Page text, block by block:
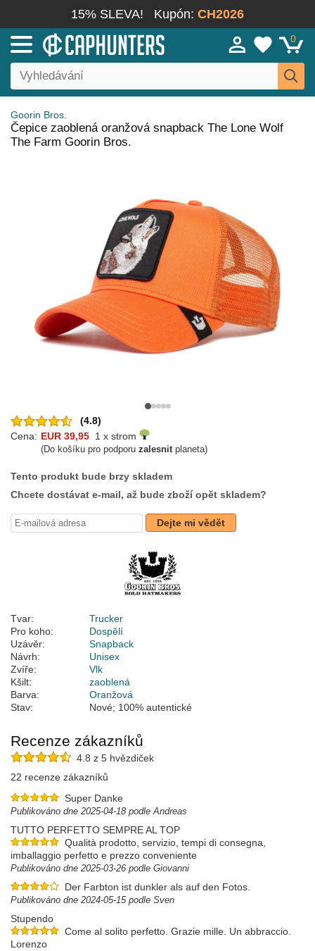
15% SLEVA! Kupón: CH2026
0
Goorin Bros.
Čepice zaoblená oranžová snapback The Lone Wolf
The Farm Goorin Bros.
(4.8)
Cena: EUR 39,95 1 x strom
(Do košíku pro podporu zalesnitplaneta)
Tento produkt bude brzy skladem
Chcete dostávat e-mail, až bude zboží opět skladem?
Dejte mi vědět
Tvar:
Trucker
Pro koho:
Dospělí
Uzávěr:
Snapback
Návrh:
Unisex
Zvíře:
Vlk
Kšilt:
zaoblená
Barva:
Oranžová
Stav:
Nové; 100% autentické
Recenze zákazníků
4.8 z 5 hvězdiček
22 recenze zákazníků
Super Danke
Publikováno dne 2025-04-18 podle Andreas
TUTTO PERFETTO SEMPRE AL TOP
Qualità prodotto, servizio, tempi di consegna,
imballaggio perfetto e prezzo conveniente
Publikováno dne 2025-03-26 podle Giovanni
Der Farbton ist dunkler als auf den Fotos.
Publikováno dne 2024-05-15 podle Sven
Stupendo
Come al solito perfetto. Grazie mille. Un abbraccio.
Lorenzo